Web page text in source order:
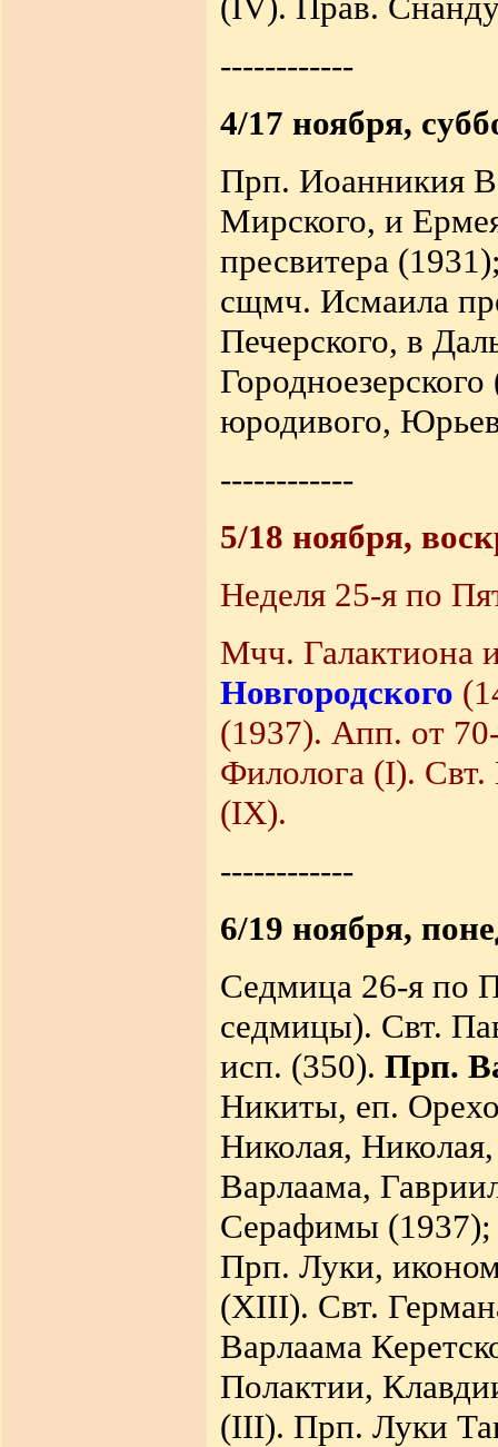
------------
4/17 ноября,
Прп. Иоанникия
Мирского, и
пресвитера
сщмч. Исмаила
Печерского, в
юродивого,
------------
5/18 ноября,
Неделя 25-я по
Мчч.
Новгородского
(1937). Апп. от
Филолога (I). Свт.
(IX).
------------
6/19 ноября,
Седмица 26-я по
седмицы). Свт.
исп. (350). Прп.
Никиты, еп.
Николая,
Варлаама,
Серафимы (1937);
Прп. Луки,
(XIII). Свт.
Варлаама
Полактии,
(III). Прп. Луки